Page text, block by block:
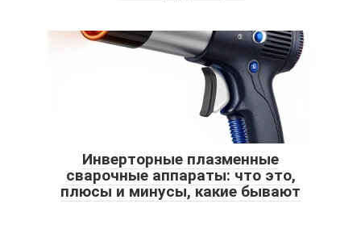
Инверторные плазменные
сварочные аппараты: что это,
плюсы и минусы, какие бывают